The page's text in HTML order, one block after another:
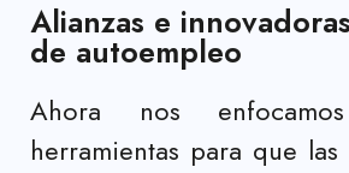
Alianzas e
de autoempleo
Ahora nos
herramientas para que